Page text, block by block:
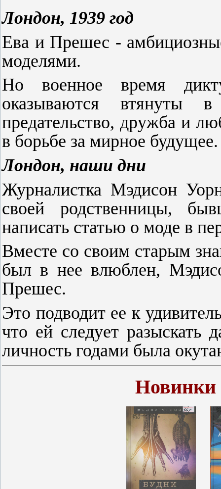
Лондон, 1939 год
Ева и Прешес -
моделями.
Но военное время
оказываются втянуты
предательство, дружба и
в борьбе за мирное будущее.
Лондон, наши дни
Журналистка Мэдисон
своей родственницы,
написать статью о моде в
Вместе со своим старым
был в нее влюблен,
Прешес.
Это подводит ее к
что ей следует
личность годами была
Новинки